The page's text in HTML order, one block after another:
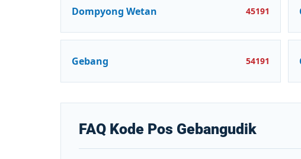
Dompyong Wetan 45191
Gebang 54191
FAQ Kode Pos Gebangudik